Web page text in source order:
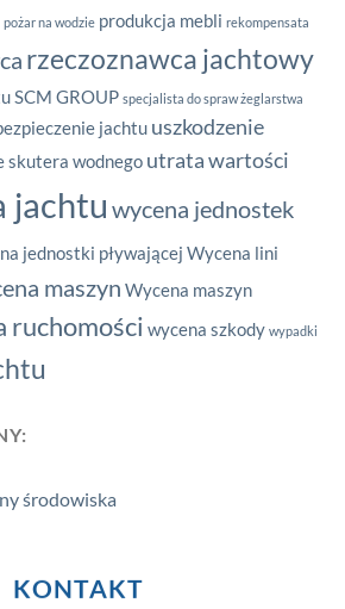
pożar na wodzie produkcja mebli rekompensata
rzeczoznawca jachtowy
SCM GROUP specjalista do spraw żeglarstwa
jachtu uszkodzenie
skutera wodnego utrata wartości
jachtu wycena jednostek
jednostki pływającej Wycena lini
maszyn Wycena maszyn
ruchomości wycena szkody wypadki
środowiska
KONTAKT